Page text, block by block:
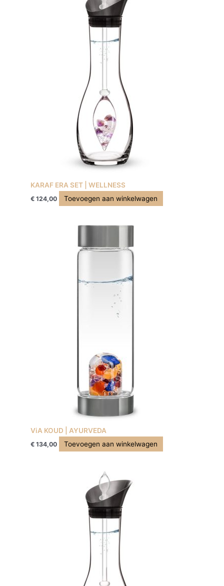
KARAF ERA SET | WELLNESS
€ 124,00 Toevoegen aan winkelwagen
ViA KOUD | AYURVEDA
€ 134,00 Toevoegen aan winkelwagen